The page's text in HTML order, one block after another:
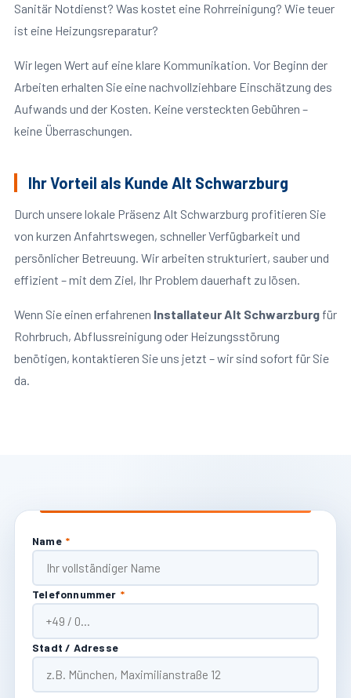
Sanitär Notdienst? Was kostet eine Rohrreinigung? Wie teuer
ist eine Heizungsreparatur?
Wir legen Wert auf eine klare Kommunikation. Vor Beginn der
Arbeiten erhalten Sie eine nachvollziehbare Einschätzung des
Aufwands und der Kosten. Keine versteckten Gebühren –
keine Überraschungen.
Ihr Vorteil als Kunde Alt Schwarzburg
Durch unsere lokale Präsenz Alt Schwarzburg profitieren Sie
von kurzen Anfahrtswegen, schneller Verfügbarkeit und
persönlicher Betreuung. Wir arbeiten strukturiert, sauber und
effizient – mit dem Ziel, Ihr Problem dauerhaft zu lösen.
Wenn Sie einen erfahrenen Installateur Alt Schwarzburgfür
Rohrbruch, Abflussreinigung oder Heizungsstörung
benötigen, kontaktieren Sie uns jetzt – wir sind sofort für Sie
da.
Name *
Telefonnummer *
Stadt / Adresse